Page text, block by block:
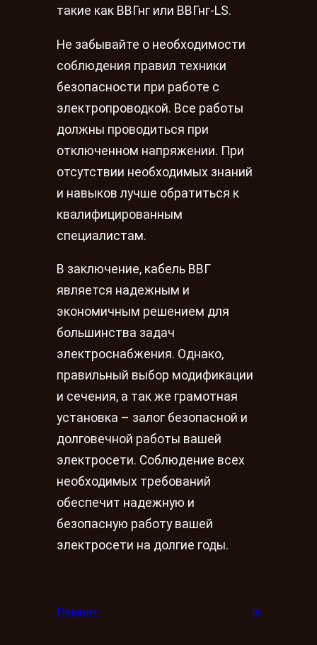
такие как ВВГнг или ВВГнг-LS.
Не забывайте о необходимости
соблюдения правил техники
безопасности при работе с
электропроводкой. Все работы
должны проводиться при
отключенном напряжении. При
отсутствии необходимых знаний
и навыков лучше обратиться к
квалифицированным
специалистам.
В заключение, кабель ВВГ
является надежным и
экономичным решением для
большинства задач
электроснабжения. Однако,
правильный выбор модификации
и сечения, а так же грамотная
установка – залог безопасной и
долговечной работы вашей
электросети. Соблюдение всех
необходимых требований
обеспечит надежную и
безопасную работу вашей
электросети на долгие годы.
Ремонт ls